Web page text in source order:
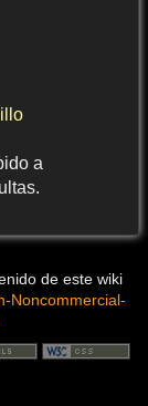
a
de este wiki
Noncommercial-